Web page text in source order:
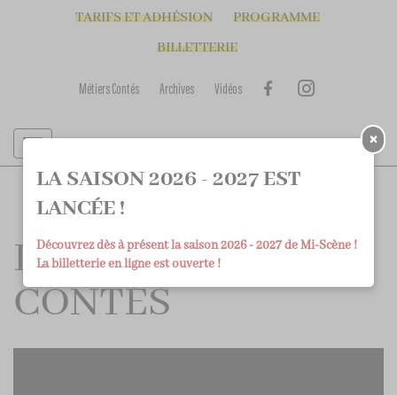
TARIFS ET ADHÉSION
PROGRAMME
BILLETTERIE
Métiers Contés Archives Vidéos
LES MÉTIERS
CONTÉS
×
LA SAISON 2026 - 2027 EST
LANCÉE !
Découvrez dès à présent la saison 2026 - 2027 de Mi-Scène !
La billetterie en ligne est ouverte !